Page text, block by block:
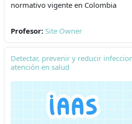
normativo vigente en Colombia
Profesor: Site Owner
Detectar, prevenir y reducir
atención en salud